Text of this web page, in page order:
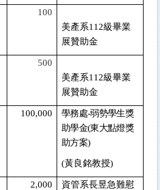
100
美產系112級畢業
展贊助金
500
美產系112級畢業
展贊助金
100,000
學務處-弱勢學生獎
助學金(東大點燈獎
助方案)
(黃良銘教授)
2,000
資管系長昱急難慰